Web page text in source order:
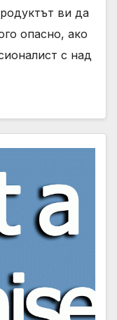
ви да
опасно, ако
с над